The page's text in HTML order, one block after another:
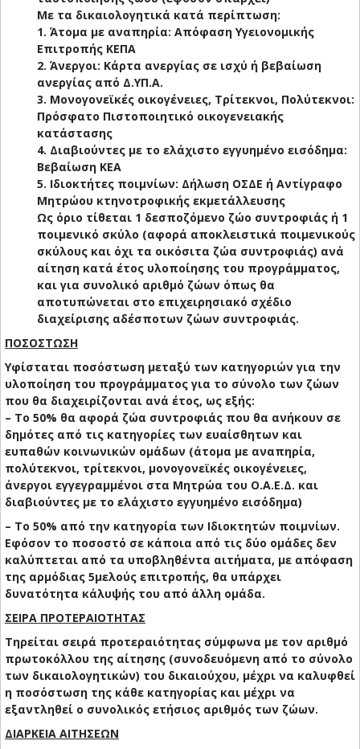
Με τα δικαιολογητικά κατά περίπτωση:
1. Άτομα με αναπηρία: Απόφαση Υγειονομικής
Επιτροπής ΚΕΠΑ
2. Άνεργοι: Κάρτα ανεργίας σε ισχύ ή βεβαίωση
ανεργίας από Δ.ΥΠ.Α.
3. Μονογονεϊκές οικογένειες, Τρίτεκνοι, Πολύτεκνοι:
Πρόσφατο Πιστοποιητικό οικογενειακής
κατάστασης
4. Διαβιούντες με το ελάχιστο εγγυημένο εισόδημα:
Βεβαίωση ΚΕΑ
5. Ιδιοκτήτες ποιμνίων: Δήλωση ΟΣΔΕ ή Αντίγραφο
Μητρώου κτηνοτροφικής εκμετάλλευσης
Ως όριο τίθεται 1 δεσποζόμενο ζώο συντροφιάς ή 1
ποιμενικό σκύλο (αφορά αποκλειστικά ποιμενικούς
σκύλους και όχι τα οικόσιτα ζώα συντροφιάς) ανά
αίτηση κατά έτος υλοποίησης του προγράμματος,
και για συνολικό αριθμό ζώων όπως θα
αποτυπώνεται στο επιχειρησιακό σχέδιο
διαχείρισης αδέσποτων ζώων συντροφιάς.
ΠΟΣΟΣΤΩΣΗ
Υφίσταται ποσόστωση μεταξύ των κατηγοριών για την
υλοποίηση του προγράμματος για το σύνολο των ζώων
που θα διαχειρίζονται ανά έτος, ως εξής:
– Το 50% θα αφορά ζώα συντροφιάς που θα ανήκουν σε
δημότες από τις κατηγορίες των ευαίσθητων και
ευπαθών κοινωνικών ομάδων (άτομα με αναπηρία,
πολύτεκνοι, τρίτεκνοι, μονογονεϊκές οικογένειες,
άνεργοι εγγεγραμμένοι στα Μητρώα του Ο.Α.Ε.Δ. και
διαβιούντες με το ελάχιστο εγγυημένο εισόδημα)
– Το 50% από την κατηγορία των Ιδιοκτητών ποιμνίων.
Εφόσον το ποσοστό σε κάποια από τις δύο ομάδες δεν
καλύπτεται από τα υποβληθέντα αιτήματα, με απόφαση
της αρμόδιας 5μελούς επιτροπής, θα υπάρχει
δυνατότητα κάλυψής του από άλλη ομάδα.
ΣΕΙΡΑ ΠΡΟΤΕΡΑΙΟΤΗΤΑΣ
Τηρείται σειρά προτεραιότητας σύμφωνα με τον αριθμό
πρωτοκόλλου της αίτησης (συνοδευόμενη από το σύνολο
των δικαιολογητικών) του δικαιούχου, μέχρι να καλυφθεί
η ποσόστωση της κάθε κατηγορίας και μέχρι να
εξαντληθεί ο συνολικός ετήσιος αριθμός των ζώων.
ΔΙΑΡΚΕΙΑ ΑΙΤΗΣΕΩΝ